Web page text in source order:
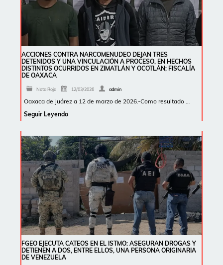
ACCIONES CONTRA NARCOMENUDEO DEJAN TRES
DETENIDOS Y UNA VINCULACIÓN A PROCESO, EN HECHOS
DISTINTOS OCURRIDOS EN ZIMATLÁN Y OCOTLÁN; FISCALÍA
DE OAXACA
Nota Roja 12/03/2026 admin
Oaxaca de Juárez a 12 de marzo de 2026.-Como resultado …
Seguir Leyendo
FGEO EJECUTA CATEOS EN EL ISTMO: ASEGURAN DROGAS Y
DETIENEN A DOS, ENTRE ELLOS, UNA PERSONA ORIGINARIA
DE VENEZUELA